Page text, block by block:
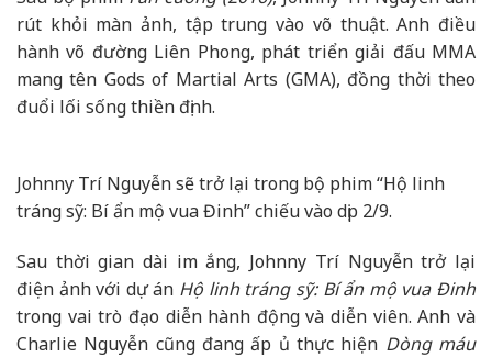
rút khỏi màn ảnh, tập trung vào võ thuật. Anh điều
hành võ đường Liên Phong, phát triển giải đấu MMA
mang tên Gods of Martial Arts (GMA), đồng thời theo
đuổi lối sống thiền định.
Johnny Trí Nguyễn sẽ trở lại trong bộ phim “Hộ linh
tráng sỹ: Bí ẩn mộ vua Đinh” chiếu vào dịp 2/9.
Sau thời gian dài im ắng, Johnny Trí Nguyễn trở lại
điện ảnh với dự án Hộ linh tráng sỹ: Bí ẩn mộ vua Đinh
trong vai trò đạo diễn hành động và diễn viên. Anh và
Charlie Nguyễn cũng đang ấp ủ thực hiện Dòng máu